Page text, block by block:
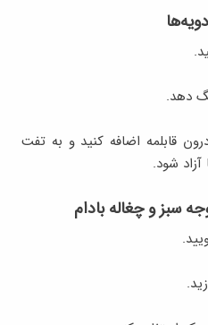
دهد.
قابلمه اضافه کنید و به تفت
شود.
سبز و چغاله بادام